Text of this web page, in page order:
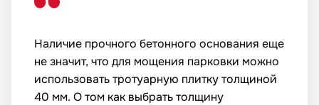
Наличие прочного бетонного основания еще
не значит, что для мощения парковки можно
использовать тротуарную плитку толщиной
40 мм. О том как выбрать толщину